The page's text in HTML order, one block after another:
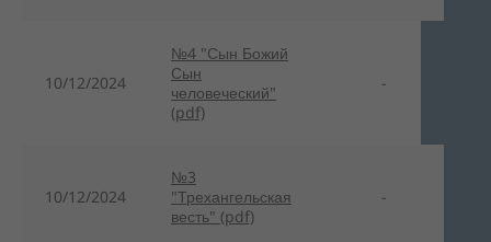
10/12/2024
№4 "Сын Божий
Сын
человеческий"
(pdf)
-
10/12/2024
№3
"Трехангельская
весть" (pdf)
-